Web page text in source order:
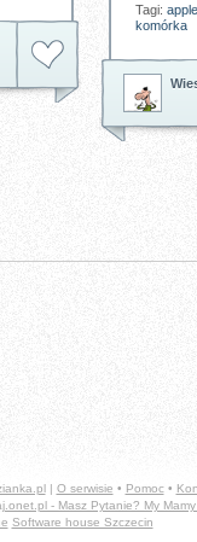
Tagi: apple
komórka
| O serwisie • Pomoc•
- Masz Pytanie? My
Software house Szczecin